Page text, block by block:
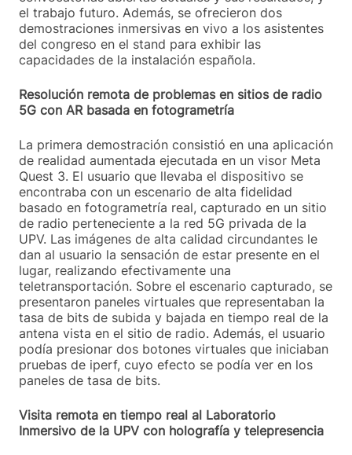
el trabajo futuro. Además, se ofrecieron dos
demostraciones inmersivas en vivo a los asistentes
del congreso en el stand para exhibir las
capacidades de la instalación española.
Resolución remota de problemas en sitios de radio
5G con AR basada en fotogrametría
La primera demostración consistió en una aplicación
de realidad aumentada ejecutada en un visor Meta
Quest 3. El usuario que llevaba el dispositivo se
encontraba con un escenario de alta fidelidad
basado en fotogrametría real, capturado en un sitio
de radio perteneciente a la red 5G privada de la
UPV. Las imágenes de alta calidad circundantes le
dan al usuario la sensación de estar presente en el
lugar, realizando efectivamente una
teletransportación. Sobre el escenario capturado, se
presentaron paneles virtuales que representaban la
tasa de bits de subida y bajada en tiempo real de la
antena vista en el sitio de radio. Además, el usuario
podía presionar dos botones virtuales que iniciaban
pruebas de iperf, cuyo efecto se podía ver en los
paneles de tasa de bits.
Visita remota en tiempo real al Laboratorio
Inmersivo de la UPV con holografía y telepresencia